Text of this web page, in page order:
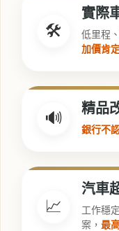
🛠️
實際
低里程
加價肯
🔊
精品
銀行不
📈
汽車
工作穩
案， 最